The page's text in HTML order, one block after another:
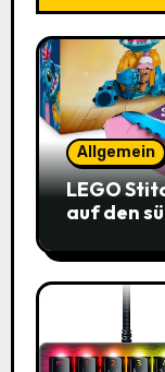
Allgemein
LEGO
auf den